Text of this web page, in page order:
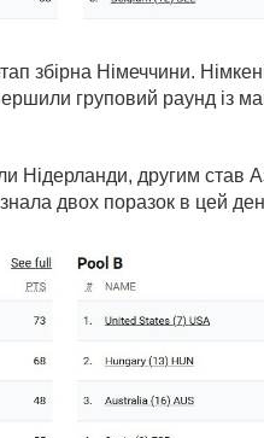
збірна Німеччини.
груповий раунд із
Нідерланди, другим став
двох поразок в цей